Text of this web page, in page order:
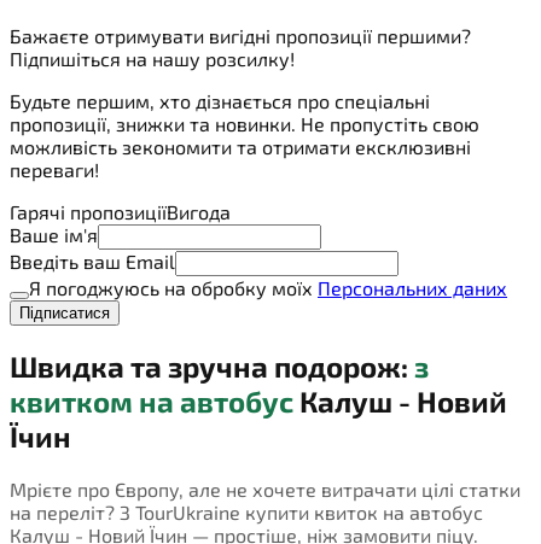
Бажаєте отримувати вигідні пропозиції першими?
Підпишіться на нашу розсилку!
Будьте першим, хто дізнається про спеціальні
пропозиції, знижки та новинки. Не пропустіть свою
можливість зекономити та отримати ексклюзивні
переваги!
Гарячі пропозиціїВигода
Ваше ім'я
Введіть ваш Email
Я погоджуюсь на обробку моїх Персональних даних
Підписатися
Швидка та зручна подорож: з
квитком на автобус Калуш - Новий
Їчин
Мрієте про Європу, але не хочете витрачати цілі статки
на переліт? З TourUkraine купити квиток на автобус
Калуш - Новий Їчин — простіше, ніж замовити піцу.